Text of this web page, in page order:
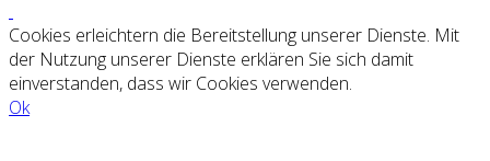
Cookies erleichtern die Bereitstellung unserer Dienste. Mit
der Nutzung unserer Dienste erklären Sie sich damit
einverstanden, dass wir Cookies verwenden.
Ok